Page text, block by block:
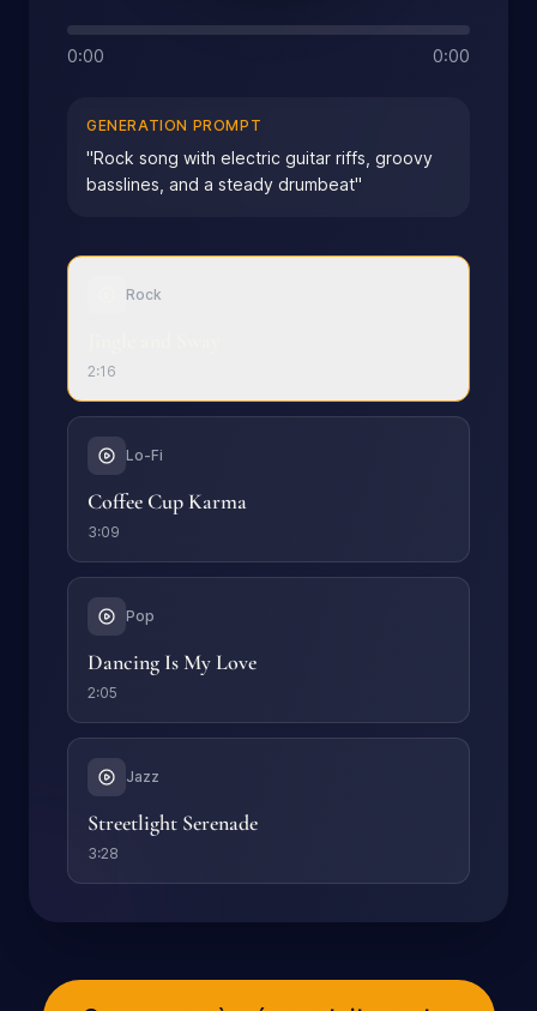
0:00 0:00
GENERATION PROMPT
"Rock song with electric guitar riffs, groovy
basslines, and a steady drumbeat"
Rock
2:16
Lo-Fi
Coffee Cup Karma
3:09
Pop
Dancing Is My Love
2:05
Jazz
Streetlight Serenade
3:28